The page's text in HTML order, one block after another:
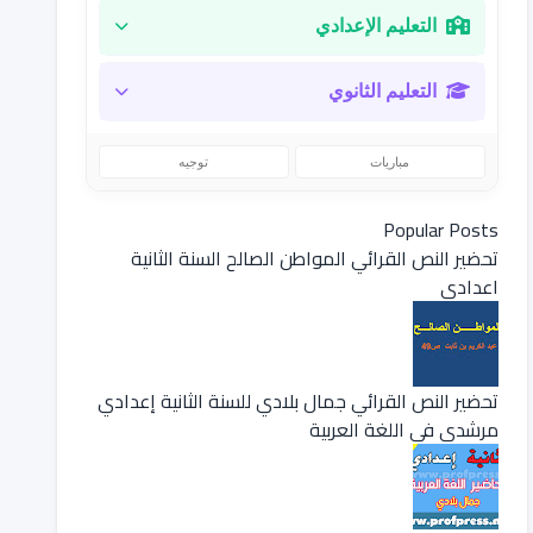
التعليم الإعدادي
التعليم الثانوي
مباريات توجيه
Popular Posts
تحضير النص القرائي المواطن الصالح السنة الثانية
اعدادي
تحضير النص القرائي جمال بلادي للسنة الثانية إعدادي
مرشدي في اللغة العربية